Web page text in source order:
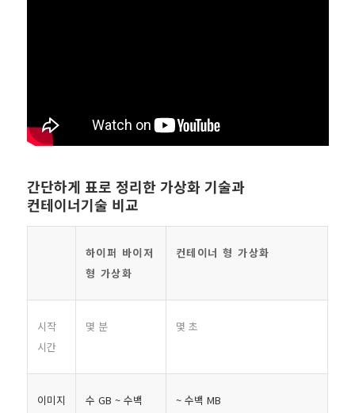
간단하게 표로 정리한 가상화 기술과
컨테이너기술 비교
하이퍼 바이저
형 가상화
컨테이너 형 가상화
시작
시간
몇 분 몇 초
이미지 수 GB ~ 수백 ~ 수백 MB